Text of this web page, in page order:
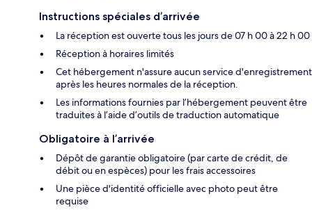
Instructions spéciales d’arrivée
La réception est ouverte tous les jours de 07 h 00 à 22 h 00
Réception à horaires limités
Cet hébergement n'assure aucun service d'enregistrement
après les heures normales de la réception.
Les informations fournies par l’hébergement peuvent être
traduites à l’aide d’outils de traduction automatique
Obligatoire à l’arrivée
Dépôt de garantie obligatoire (par carte de crédit, de
débit ou en espèces) pour les frais accessoires
Une pièce d'identité officielle avec photo peut être
requise